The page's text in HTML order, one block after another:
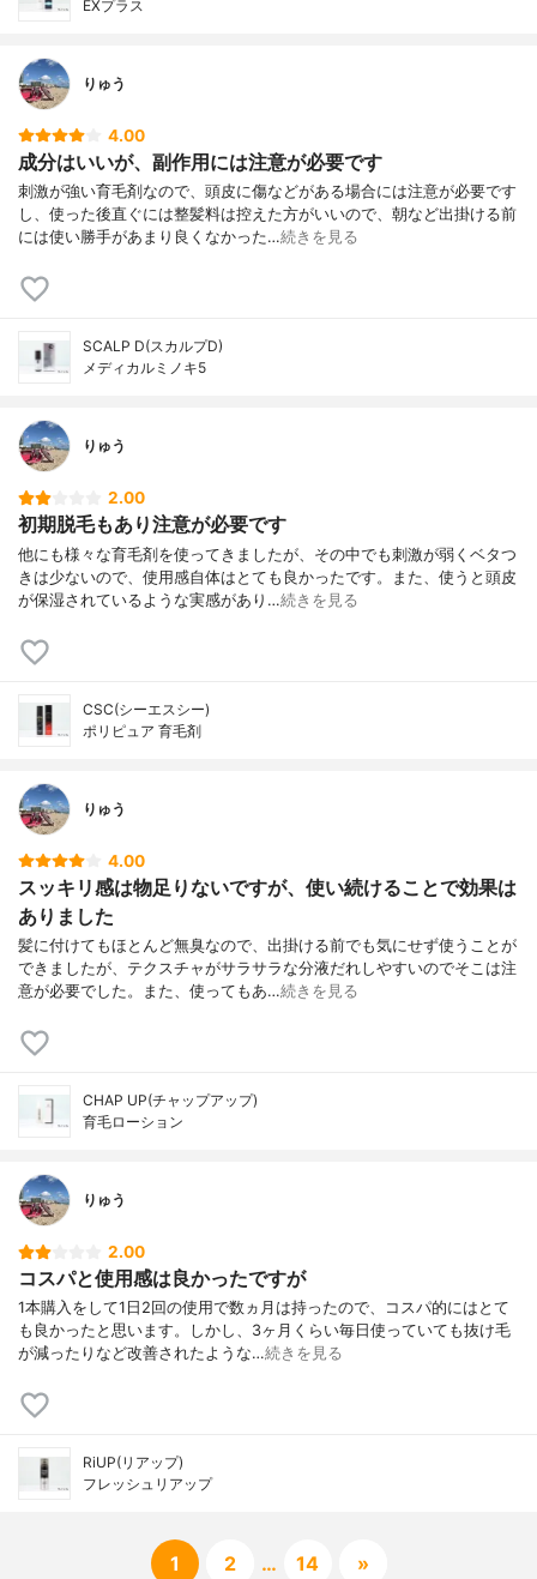
EXプラス
りゅう
4.00
成分はいいが、副作用には注意が必要です
刺激が強い育毛剤なので、頭皮に傷などがある場合には注意が必要です
し、使った後直ぐには整髪料は控えた方がいいので、朝など出掛ける前
には使い勝手があまり良くなかった…続きを見る
SCALP D(スカルプD)
メディカルミノキ5
りゅう
2.00
初期脱毛もあり注意が必要です
他にも様々な育毛剤を使ってきましたが、その中でも刺激が弱くベタつ
きは少ないので、使用感自体はとても良かったです。また、使うと頭皮
が保湿されているような実感があり…続きを見る
CSC(シーエスシー)
ポリピュア 育毛剤
りゅう
4.00
スッキリ感は物足りないですが、使い続けることで効果は
ありました
髪に付けてもほとんど無臭なので、出掛ける前でも気にせず使うことが
できましたが、テクスチャがサラサラな分液だれしやすいのでそこは注
意が必要でした。また、使ってもあ…続きを見る
CHAP UP(チャップアップ)
育毛ローション
りゅう
2.00
コスパと使用感は良かったですが
1本購入をして1日2回の使用で数ヵ月は持ったので、コスパ的にはとて
も良かったと思います。しかし、3ヶ月くらい毎日使っていても抜け毛
が減ったりなど改善されたような…続きを見る
RiUP(リアップ)
フレッシュリアップ
1 2 … 14 »